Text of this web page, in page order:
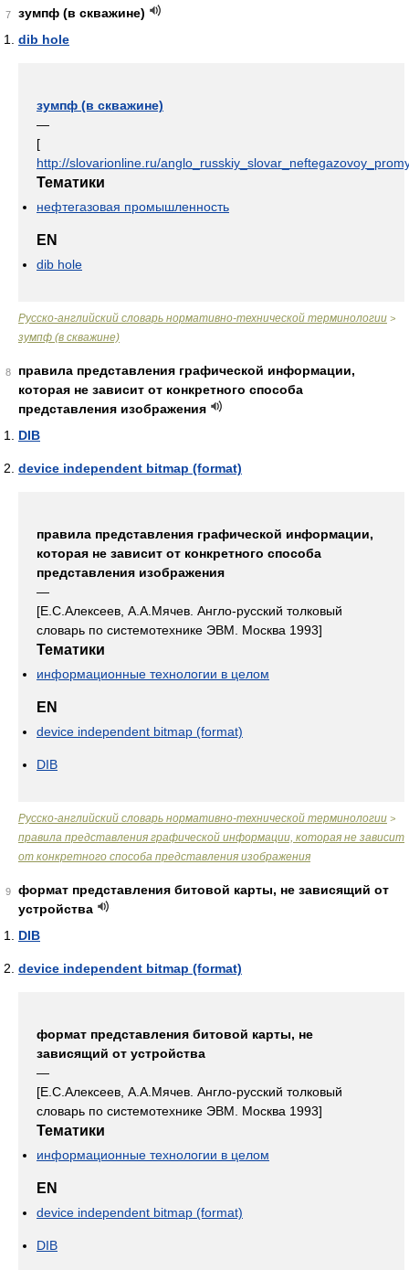
7
зумпф (в скважине)
dib hole
зумпф (в скважине)
—
[
http://slovarionline.ru/
Тематики
нефтегазовая промышленность
EN
dib hole
Русско-английский словарь нормативно-технической терминологии >
зумпф (в скважине)
8
правила представления графической информации,
которая не зависит от конкретного способа
представления изображения
DIB
device independent bitmap (format)
правила представления графической информации,
которая не зависит от конкретного способа
представления изображения
—
[Е.С.Алексеев, А.А.Мячев. Англо-русский толковый
словарь по системотехнике ЭВМ. Москва 1993]
Тематики
информационные технологии в целом
EN
device independent bitmap (format)
DIB
Русско-английский словарь нормативно-технической терминологии >
правила представления графической информации, которая не зависит
от конкретного способа представления изображения
9
формат представления битовой карты, не зависящий от
устройства
DIB
device independent bitmap (format)
формат представления битовой карты, не
зависящий от устройства
—
[Е.С.Алексеев, А.А.Мячев. Англо-русский толковый
словарь по системотехнике ЭВМ. Москва 1993]
Тематики
информационные технологии в целом
EN
device independent bitmap (format)
DIB